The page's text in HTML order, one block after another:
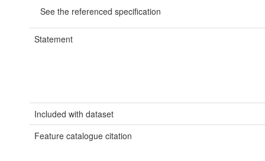
See the referenced specification
Statement
Included with dataset
Feature catalogue citation